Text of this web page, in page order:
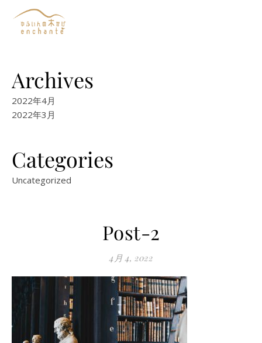
Archives
2022年4月
2022年3月
Categories
Uncategorized
Post-2
4月 4, 2022